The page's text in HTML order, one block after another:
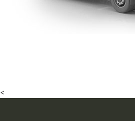
<